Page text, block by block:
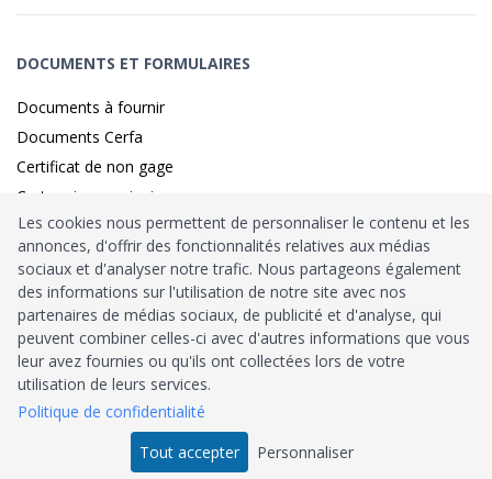
DOCUMENTS ET FORMULAIRES
Documents à fournir
Documents Cerfa
Certificat de non gage
Carte grise provisoire
Identité sécurisé parFranceConnect
HabilitationMinistère de l’Intérieur: n°212900
Agrément Trésor Public
Tous droits réservés © 2026
Les cookies nous permettent de personnaliser le contenu et les
annonces, d'offrir des fonctionnalités relatives aux médias
sociaux et d'analyser notre trafic. Nous partageons également
des informations sur l'utilisation de notre site avec nos
partenaires de médias sociaux, de publicité et d'analyse, qui
peuvent combiner celles-ci avec d'autres informations que vous
leur avez fournies ou qu'ils ont collectées lors de votre
utilisation de leurs services.
Politique de confidentialité
Tout accepter
Personnaliser